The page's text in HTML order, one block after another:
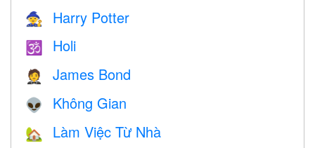
🧙 Harry Potter
🕉 Holi
🤵 James Bond
👽 Không Gian
🏡 Làm Việc Từ Nhà